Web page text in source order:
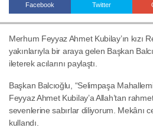
Facebook Twitter
Merhum Feyyaz Ahmet Kubilay’ın kızı
yakınlarıyla bir araya gelen Başkan
ileterek acılarını paylaştı.
Başkan Balcıoğlu, “Selimpaşa
Feyyaz Ahmet Kubilay’a Allah’tan
sevenlerine sabırlar diliyorum. Mekânı
kullandı.